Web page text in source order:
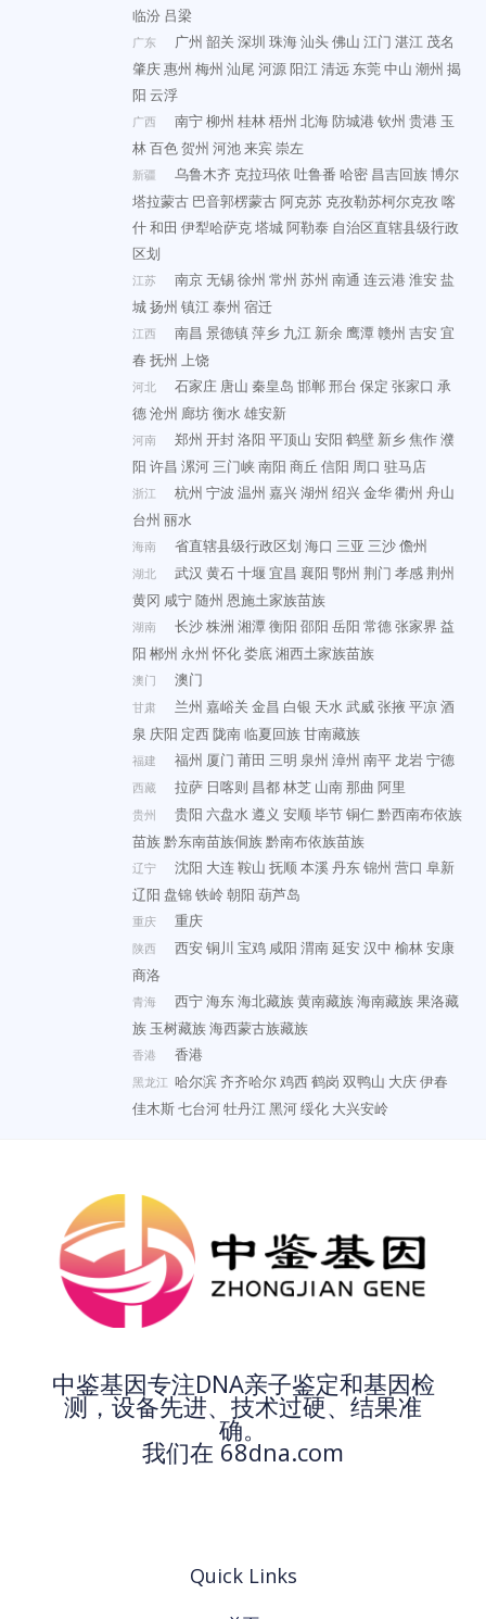
临汾 吕梁
广东 广州 韶关 深圳 珠海汕头佛山 江门 湛江 茂名
肇庆惠州 梅州 汕尾 河源阳江清远 东莞中山 潮州 揭
阳 云浮
广西 南宁柳州 桂林梧州 北海防城港钦州 贵港 玉
林百色贺州 河池来宾崇左
新疆 乌鲁木齐 克拉玛依 吐鲁番 哈密 昌吉回族博尔
塔拉蒙古 巴音郭楞蒙古阿克苏 克孜勒苏柯尔克孜喀
什和田 伊犁哈萨克塔城阿勒泰 自治区直辖县级行政
区划
江苏 南京无锡徐州 常州 苏州 南通 连云港淮安盐
城扬州 镇江泰州 宿迁
江西 南昌 景德镇萍乡 九江 新余鹰潭赣州 吉安宜
春 抚州 上饶
河北 石家庄 唐山 秦皇岛 邯郸邢台 保定 张家口 承
德沧州 廊坊衡水雄安新
河南 郑州 开封洛阳 平顶山 安阳 鹤壁 新乡焦作濮
阳 许昌 漯河三门峡南阳 商丘 信阳 周口 驻马店
浙江 杭州 宁波 温州 嘉兴湖州 绍兴金华衢州 舟山
台州 丽水
海南 省直辖县级行政区划 海口 三亚 三沙儋州
湖北 武汉 黄石十堰 宜昌 襄阳 鄂州 荆门 孝感荆州
黄冈 咸宁随州 恩施土家族苗族
湖南 长沙株洲 湘潭衡阳 邵阳 岳阳 常德张家界 益
阳 郴州 永州 怀化娄底湘西土家族苗族
澳门 澳门
甘肃 兰州 嘉峪关 金昌 白银 天水武威张掖平凉酒
泉 庆阳 定西陇南临夏回族甘南藏族
福建 福州 厦门 莆田 三明 泉州 漳州 南平龙岩宁德
西藏 拉萨 日喀则 昌都林芝 山南那曲 阿里
贵州 贵阳 六盘水遵义 安顺毕节铜仁黔西南布依族
苗族黔东南苗族侗族黔南布依族苗族
辽宁 沈阳 大连鞍山 抚顺本溪丹东锦州 营口 阜新
辽阳 盘锦铁岭朝阳 葫芦岛
重庆 重庆
陕西 西安铜川 宝鸡 咸阳 渭南延安汉中 榆林安康
商洛
青海 西宁海东海北藏族黄南藏族海南藏族果洛藏
族 玉树藏族海西蒙古族藏族
香港 香港
黑龙江 哈尔滨齐齐哈尔鸡西鹤岗 双鸭山 大庆伊春
佳木斯七台河牡丹江黑河绥化 大兴安岭
中鉴基因专注DNA亲子鉴定和基因检
测，设备先进、技术过硬、结果准
确。
我们在 68dna.com
Quick Links